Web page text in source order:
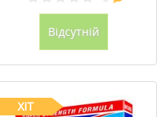
Відсутній
ХІТ